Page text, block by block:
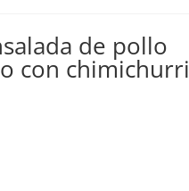
de pollo
con chimichurri